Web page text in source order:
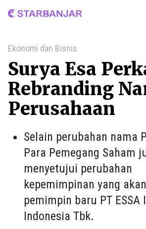
Home
Ekonomi dan Bisnis
Surya Esa
Rebranding
Perusahaan
Selain perubahan nama
Para Pemegang Saham
menyetujui perubahan
kepemimpinan yang
pemimpin baru PT ESSA
Indonesia Tbk.